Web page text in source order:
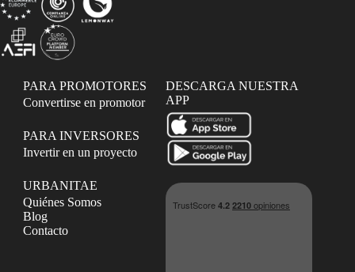
PARA PROMOTORES
Convertirse en promotor
PARA INVERSORES
Invertir en un proyecto
URBANITAE
Quiénes Somos
Blog
Contacto
DESCARGA NUESTRA
APP